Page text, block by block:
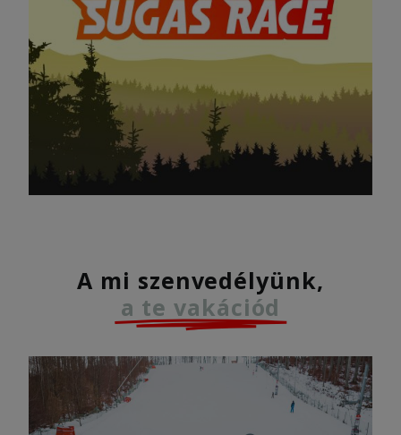
A mi szenvedélyünk,
a te vakációd